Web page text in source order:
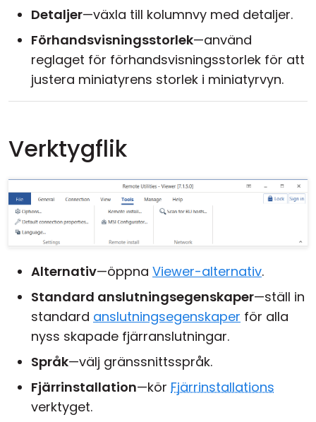
Detaljer—växla till kolumnvy med detaljer.
Förhandsvisningsstorlek—använd
reglaget för förhandsvisningsstorlek för att
justera miniatyrens storlek i miniatyrvyn.
Verktygflik
Alternativ—öppna Viewer-alternativ.
Standard anslutningsegenskaper—ställ in
standard anslutningsegenskaper för alla
nyss skapade fjärranslutningar.
Språk—välj gränssnittsspråk.
Fjärrinstallation—kör Fjärrinstallations
verktyget.